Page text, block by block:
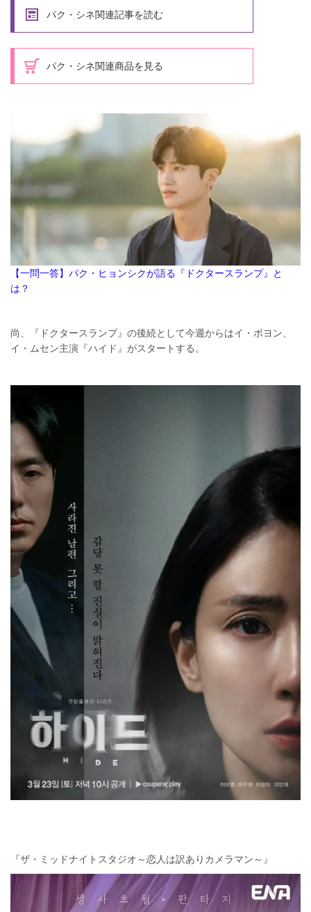
パク・シネ関連記事を読む
パク・シネ関連商品を見る
【一問一答】パク・ヒョンシクが語る『ドクタースランプ』と
は？
尚、『ドクタースランプ』の後続として今週からはイ・ボヨン、
イ・ムセン主演『ハイド』がスタートする。
『ザ・ミッドナイトスタジオ～恋人は訳ありカメラマン～』